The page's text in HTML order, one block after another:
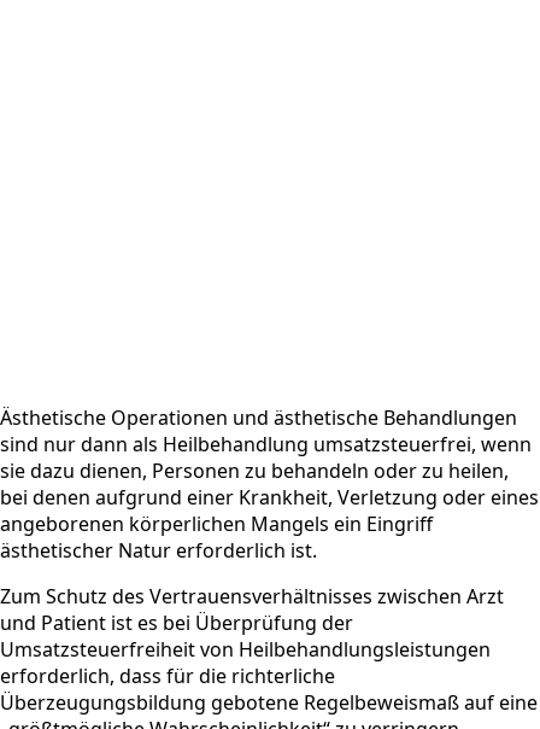
Ästhetische Operationen und ästhetische Behandlungen
sind nur dann als Heilbehandlung umsatzsteuerfrei, wenn
sie dazu dienen, Personen zu behandeln oder zu heilen,
bei denen aufgrund einer Krankheit, Verletzung oder eines
angeborenen körperlichen Mangels ein Eingriff
ästhetischer Natur erforderlich ist.
Zum Schutz des Vertrauensverhältnisses zwischen Arzt
und Patient ist es bei Überprüfung der
Umsatzsteuerfreiheit von Heilbehandlungsleistungen
erforderlich, dass für die richterliche
Überzeugungsbildung gebotene Regelbeweismaß auf eine